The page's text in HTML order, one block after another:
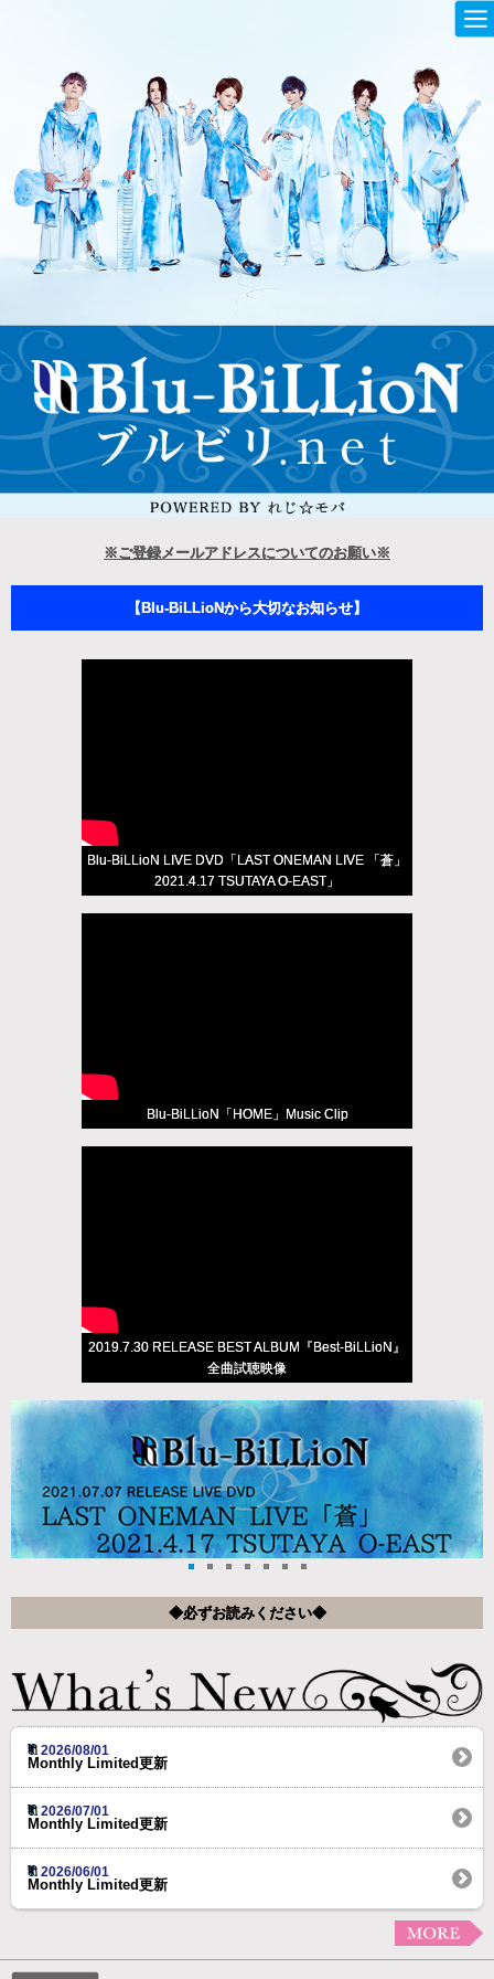
※ご登録メールアドレスについてのお願い※
【Blu-BiLLioNから大切なお知らせ】
Blu-BiLLioN LIVE DVD「LAST ONEMAN LIVE 「蒼」
2021.4.17 TSUTAYA O-EAST」
Blu-BiLLioN「HOME」Music Clip
2019.7.30 RELEASE BEST ALBUM『Best-BiLLioN』
全曲試聴映像
◆必ずお読みください◆
2026/08/01
Monthly Limited更新
2026/07/01
Monthly Limited更新
2026/06/01
Monthly Limited更新